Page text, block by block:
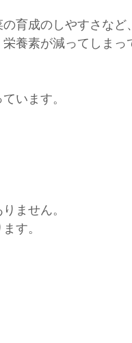
育成のしやすさなど
養素が減ってしまっ
います。
ません。
す。